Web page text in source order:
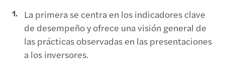
La primera se centra en los indicadores clave
de desempeño y ofrece una visión general de
las prácticas observadas en las presentaciones
a los inversores.